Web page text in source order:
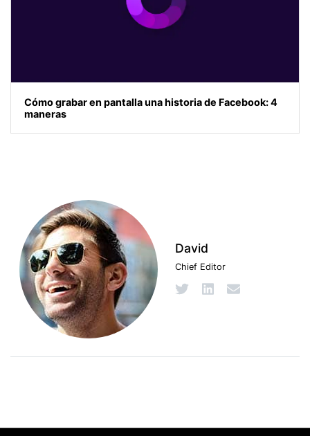
Cómo grabar en pantalla una historia de Facebook: 4
maneras
David
Chief Editor